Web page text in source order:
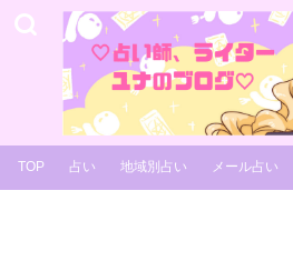
TOP 占い 地域別占い メール占い